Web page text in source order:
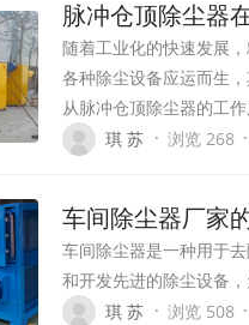
脉冲仓顶除尘器
随着工业化的快速发展
各种除尘设备应运而生
从脉冲仓顶除尘器的工
琪 苏 · 浏览 268 ·
车间除尘器厂家
车间除尘器是一种用于
和开发先进的除尘设备
琪 苏 · 浏览 508 ·